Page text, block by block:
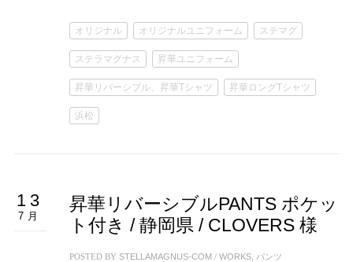
オリジナル オリジナルユニフォーム ステマグ
ステラマグナス 昇華ユニフォーム
昇華リバーシブル、昇華Tシャツ 昇華ロングTシャツ
浜松
13
7月
昇華リバーシブルPANTS ポケッ
ト付き / 静岡県 / CLOVERS 様
POSTED BY STELLAMAGNUS-COM/ WORKS, パンツ